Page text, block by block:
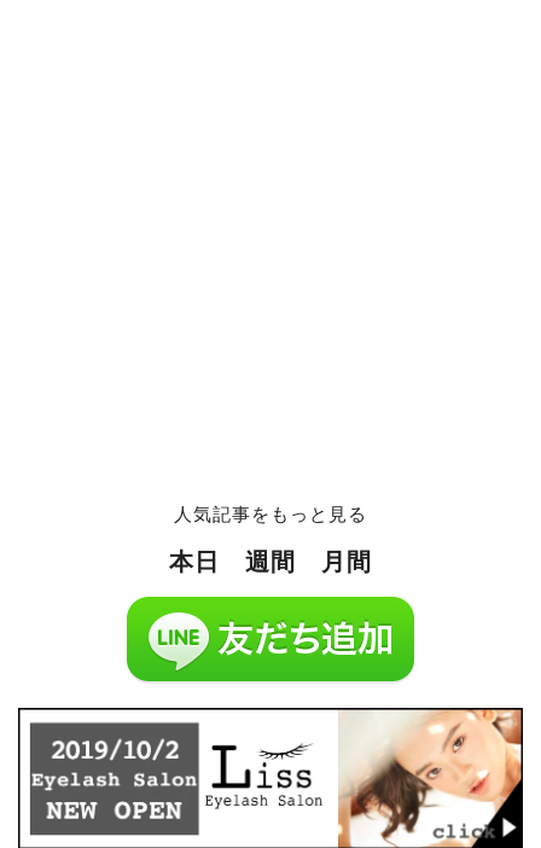
人気記事をもっと見る
本日 週間 月間